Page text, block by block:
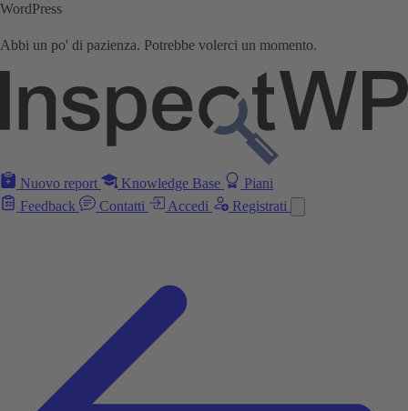
WordPress
Abbi un po' di pazienza. Potrebbe volerci un momento.
Nuovo report Knowledge Base
Piani
Feedback
Contatti Accedi Registrati